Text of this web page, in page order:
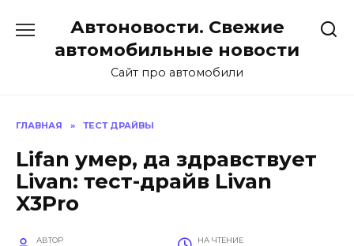
содержанию
Автоновости. Свежие
автомобильные новости
Сайт про автомобили
ГЛАВНАЯ » ТЕСТ ДРАЙВЫ
Lifan умер, да здравствует
Livan: тест-драйв Livan
X3Pro
АВТОР НА ЧТЕНИЕ